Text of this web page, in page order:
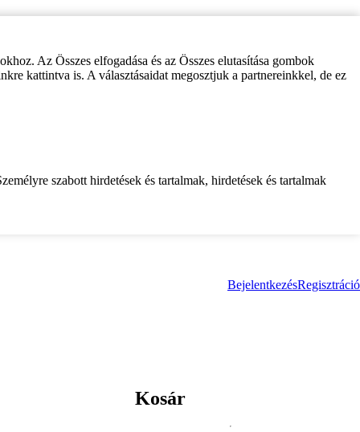
Az Összes elfogadása és az Összes elutasítása gombok
kattintva is. A választásaidat megosztjuk a partnereinkkel, de ez
szabott hirdetések és tartalmak, hirdetések és tartalmak
BejelentkezésRegisztráció
Kosár